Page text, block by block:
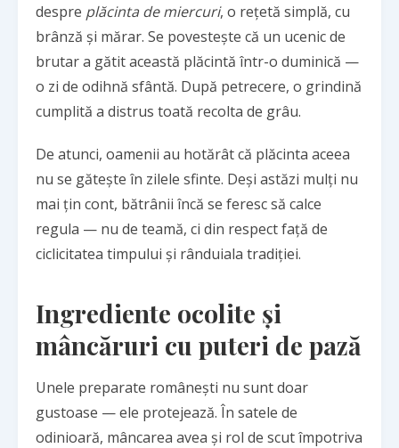
despre plăcinta de miercuri, o rețetă simplă, cu
brânză și mărar. Se povestește că un ucenic de
brutar a gătit această plăcintă într-o duminică —
o zi de odihnă sfântă. După petrecere, o grindină
cumplită a distrus toată recolta de grâu.
De atunci, oamenii au hotărât că plăcinta aceea
nu se gătește în zilele sfinte. Deși astăzi mulți nu
mai țin cont, bătrânii încă se feresc să calce
regula — nu de teamă, ci din respect față de
ciclicitatea timpului și rânduiala tradiției.
Ingrediente ocolite și
mâncăruri cu puteri de pază
Unele preparate românești nu sunt doar
gustoase — ele protejează. În satele de
odinioară, mâncarea avea și rol de scut împotriva